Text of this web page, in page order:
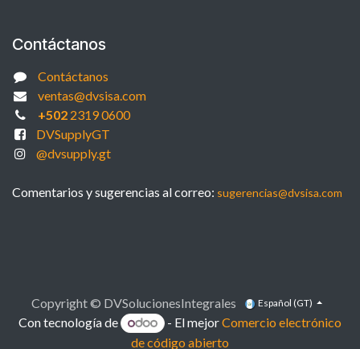
Contáctanos
Contáctanos
ventas@dvsisa.com
+5022319 0600
DVSupplyGT
@dvsupply.gt
Comentarios y sugerencias al correo: sugerencias@dvsisa.com
Copyright © DVSolucionesIntegrales Español (GT)
Con tecnología de - El mejorComercio electrónico
de código abierto